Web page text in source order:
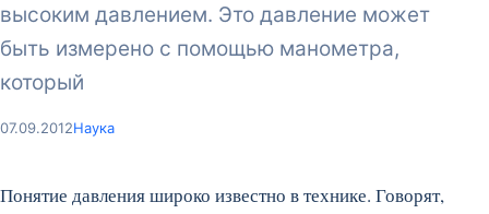
высоким давлением. Это давление может
быть измерено с помощью манометра,
который
07.09.2012Наука
Понятие давления широко известно в технике. Говорят,